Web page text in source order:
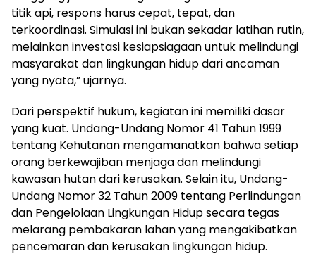
titik api, respons harus cepat, tepat, dan
terkoordinasi. Simulasi ini bukan sekadar latihan rutin,
melainkan investasi kesiapsiagaan untuk melindungi
masyarakat dan lingkungan hidup dari ancaman
yang nyata,” ujarnya.
Dari perspektif hukum, kegiatan ini memiliki dasar
yang kuat. Undang-Undang Nomor 41 Tahun 1999
tentang Kehutanan mengamanatkan bahwa setiap
orang berkewajiban menjaga dan melindungi
kawasan hutan dari kerusakan. Selain itu, Undang-
Undang Nomor 32 Tahun 2009 tentang Perlindungan
dan Pengelolaan Lingkungan Hidup secara tegas
melarang pembakaran lahan yang mengakibatkan
pencemaran dan kerusakan lingkungan hidup.